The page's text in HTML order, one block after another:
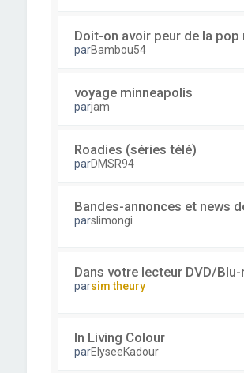
Doit-on avoir peur de la
parBambou54
voyage minneapolis
parjam
Roadies (séries télé)
parDMSR94
Bandes-annonces et news
parslimongi
Dans votre lecteur DVD/
parsim theury
In Living Colour
parElyseeKadour